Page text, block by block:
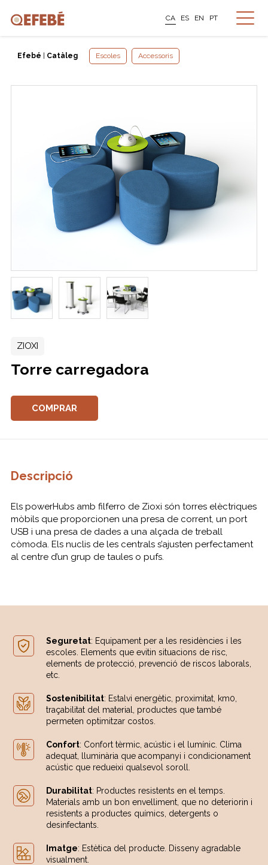
CA ES EN PT
Efebé Catàleg Escoles Accessoris
ZIOXI
Torre carregadora
COMPRAR
Descripció
Els powerHubs amb filferro de Zioxi són torres elèctriques
mòbils que proporcionen una presa de corrent, un port
USB i una presa de dades a una alçada de treball
còmoda. Els nuclis de les centrals s’ajusten perfectament
al centre d’un grup de taules o pufs.
Seguretat: Equipament per a les residències i les
escoles. Elements que evitin situacions de risc,
elements de protecció, prevenció de riscos laborals,
etc.
Sostenibilitat: Estalvi energètic, proximitat, km0,
traçabilitat del material, productes que també
permeten optimitzar costos.
Confort: Confort tèrmic, acústic i el lumínic. Clima
adequat, lluminària que acompanyi i condicionament
acústic que redueixi qualsevol soroll.
Durabilitat: Productes resistents en el temps.
Materials amb un bon envelliment, que no deteriorin i
resistents a productes químics, detergents o
desinfectants.
Imatge: Estètica del producte. Disseny agradable
visualment.